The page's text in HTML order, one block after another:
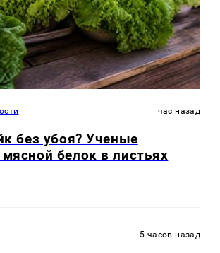
час назад
без убоя? Ученые
белок в листьях
5 часов назад